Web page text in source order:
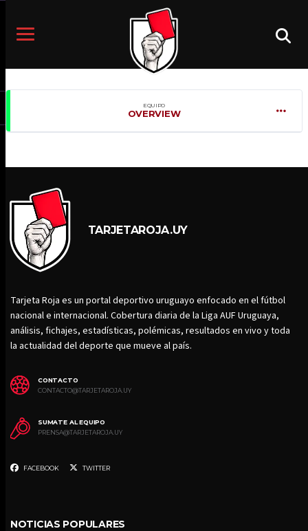
EQUIPO
OVERVIEW
TARJETAROJA.UY
Tarjeta Roja es un portal deportivo uruguayo enfocado en el fútbol
nacional e internacional. Cobertura diaria de la Liga AUF Uruguaya,
análisis, fichajes, estadísticas, polémicas, resultados en vivo y toda
la actualidad del deporte que mueve al país.
CONTACTO
CONTACTO@TARJETAROJA.UY
SUMATE AL EQUIPO
PRENSA@TARJETAROJA.UY
FACEBOOK TWITTER
NOTICIAS POPULARES